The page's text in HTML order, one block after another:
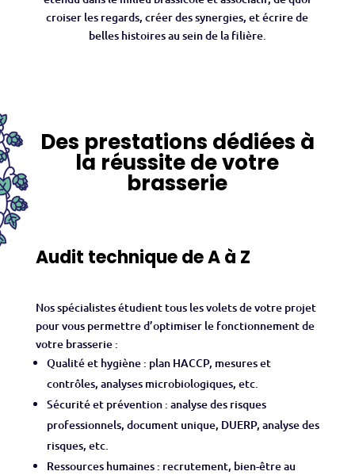
croiser les regards, créer des synergies, et écrire de
belles histoires au sein de la filière.
Des prestations dédiées à
la réussite de votre
brasserie
Audit technique de A à Z
Nos spécialistes étudient tous les volets de votre projet
pour vous permettre d’optimiser le fonctionnement de
votre brasserie :
Qualité et hygiène : plan HACCP, mesures et
contrôles, analyses microbiologiques, etc.
Sécurité et prévention : analyse des risques
professionnels, document unique, DUERP, analyse des
risques, etc.
Ressources humaines : recrutement, bien-être au